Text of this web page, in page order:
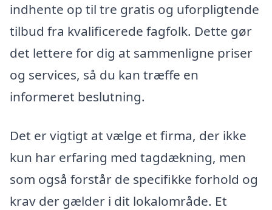
indhente op til tre gratis og uforpligtende
tilbud fra kvalificerede fagfolk. Dette gør
det lettere for dig at sammenligne priser
og services, så du kan træffe en
informeret beslutning.
Det er vigtigt at vælge et firma, der ikke
kun har erfaring med tagdækning, men
som også forstår de specifikke forhold og
krav der gælder i dit lokalområde. Et